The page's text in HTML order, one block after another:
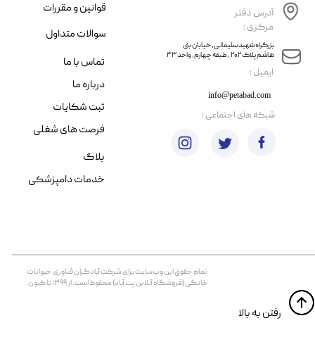
​ایمیل :
آدرس دفتر
مرکزی :
info@petabad.com
​​بزرگراه شهید سلیمانی، خیابان بنی
هاشم پلاک ۲۰۲ ، طبقه چهارم، واحد ۴۳
تمام حقوق اين وب‌سايت برای شرکت آبادگران فناوری حیوانات
خانگی (فروشگاه آنلاین پت آباد) محفوظ است. از ۱۳۹۹ تا کنون.
​​رفتن به بالا
قوانین و مقررات
سوالات متداول
تماس با ما
درباره ما
ثبت شکایات
فرصت های شغلی
​شبکه های اجتماعی :
بلاگ
خدمات دامپزشکی